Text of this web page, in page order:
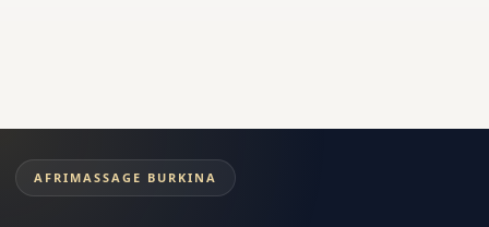
AFRIMASSAGE BURKINA